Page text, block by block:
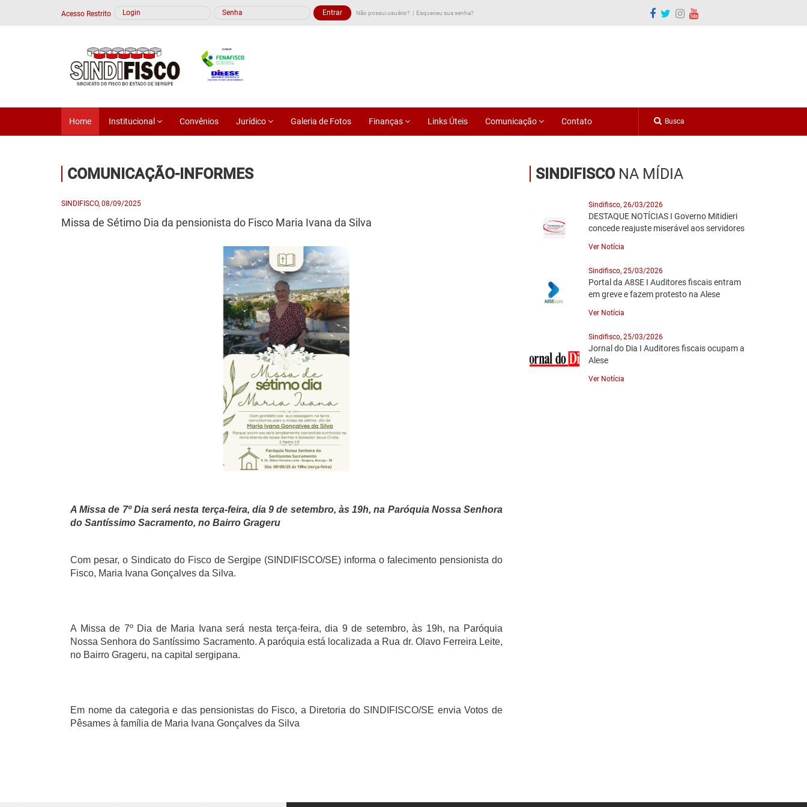
Acesso Restrito Não possui usuário? Esqueceu sua senha?
Home Institucional Convênios Jurídico Galeria de Fotos Finanças Links Úteis Comunicação Contato
COMUNICAÇÃO-INFORMES
SINDIFISCO, 08/09/2025
Missa de Sétimo Dia da pensionista do Fisco Maria Ivana da Silva
A Missa de 7º Dia será nesta terça-feira, dia 9 de setembro, às 19h, na Paróquia Nossa Senhora
do Santíssimo Sacramento, no Bairro Grageru
Com pesar, o Sindicato do Fisco de Sergipe (SINDIFISCO/SE) informa o falecimento pensionista do
Fisco, Maria Ivana Gonçalves da Silva.
A Missa de 7º Dia de Maria Ivana será nesta terça-feira, dia 9 de setembro, às 19h, na Paróquia
Nossa Senhora do Santíssimo Sacramento. A paróquia está localizada a Rua dr. Olavo Ferreira Leite,
no Bairro Grageru, na capital sergipana.
Em nome da categoria e das pensionistas do Fisco, a Diretoria do SINDIFISCO/SE envia Votos de
Pêsames à família de Maria Ivana Gonçalves da Silva
SINDIFISCO NA MÍDIA
Sindifisco, 26/03/2026
DESTAQUE NOTÍCIAS I Governo Mitidieri
concede reajuste miserável aos servidores
Ver Notícia
Sindifisco, 25/03/2026
Portal da A8SE I Auditores fiscais entram
em greve e fazem protesto na Alese
Ver Notícia
Sindifisco, 25/03/2026
Jornal do Dia I Auditores fiscais ocupam a
Alese
Ver Notícia